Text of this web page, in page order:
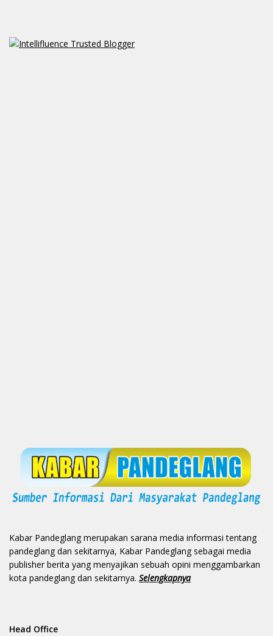
Kabar Pandeglang merupakan sarana media informasi tentang
pandeglang dan sekitarnya, Kabar Pandeglang sebagai media
publisher berita yang menyajikan sebuah opini menggambarkan
kota pandeglang dan sekitarnya. Selengkapnya
Head Office